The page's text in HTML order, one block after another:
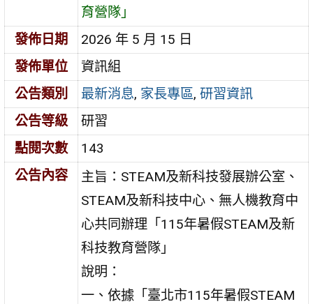
育營隊」
發佈日期
2026 年 5 月 15 日
發佈單位
資訊組
公告類別
最新消息, 家長專區,研習資訊
公告等級
研習
點閱次數
143
公告內容
主旨：STEAM及新科技發展辦公室、
STEAM及新科技中心、無人機教育中
心共同辦理「115年暑假STEAM及新
科技教育營隊」
說明：
一、依據「臺北市115年暑假STEAM